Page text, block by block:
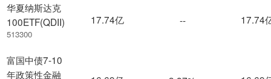
华夏纳斯达克
100ETF(QDII)
513300
富国中债7-10
年政策性金融
17.74亿 -- 17.74